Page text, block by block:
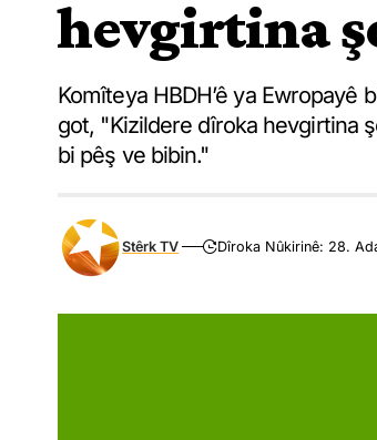
hevgirtina
Komîteya HBDH’ê ya
got, "Kizildere dîroka hevgirtina
bi pêş ve bibin."
Stêrk TV Dîroka Nûkirinê: 28.